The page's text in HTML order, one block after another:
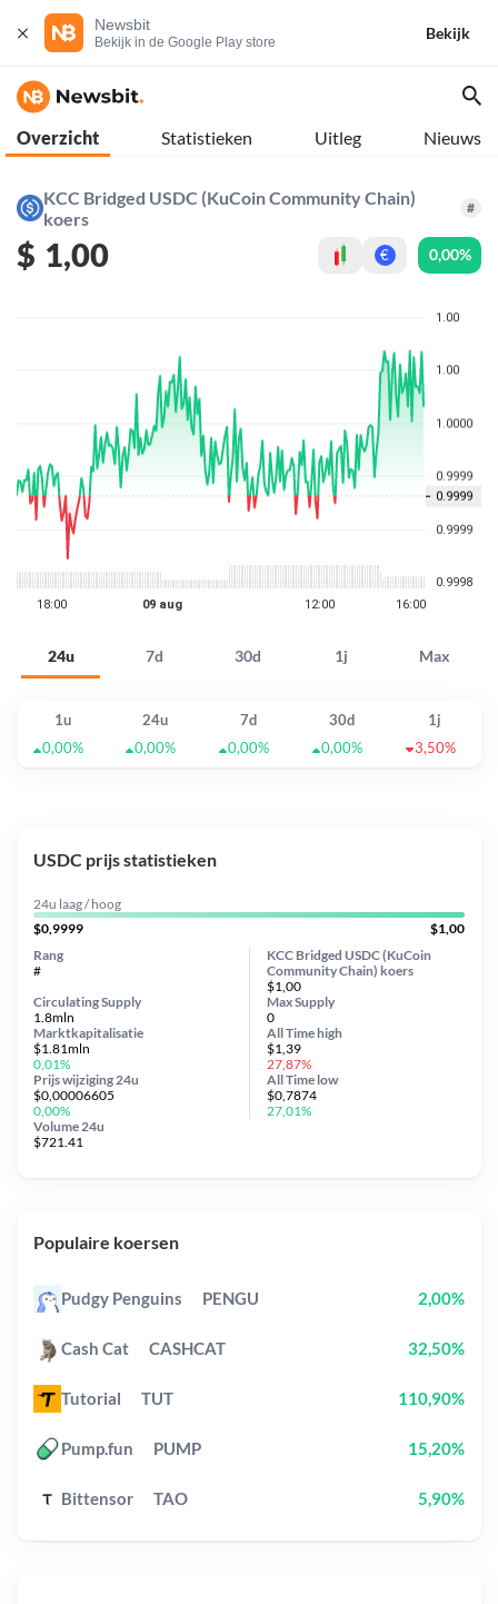
Newsbit
Bekijk in de Google Play store
Bekijk
Overzicht Statistieken Uitleg Nieuws
KCC Bridged USDC (KuCoin Community Chain)
koers
#
$ 1,00 € 0,00%
24u 7d 30d 1j Max
1u 24u 7d 30d
1j
0,00%
0,00% 0,00% 0,00% 3,50%
USDC prijs statistieken
24u laag / hoog
$0,9999
$1,00
KCC Bridged USDC (KuCoin
Community Chain) koers
$1,00
Circulating Supply
1.8mln
Prijs wijziging 24u
$0,00006605
0,00%
Max Supply
0
Marktkapitalisatie
$1.81mln
0,01%
Volume 24u
$721.41
Rang
#
All Timehigh
$1,39
27,87%
All Time low
$0,7874
27,01%
Populaire koersen
Pudgy Penguins PENGU 2,00%
Cash Cat CASHCAT 32,50%
Tutorial TUT 110,90%
Pump.fun PUMP 15,20%
Bittensor TAO 5,90%